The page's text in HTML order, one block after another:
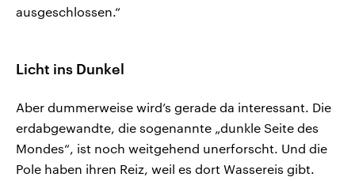
ausgeschlossen.“
Licht ins Dunkel
Aber dummerweise wird’s gerade da interessant. Die
erdabgewandte, die sogenannte „dunkle Seite des
Mondes“, ist noch weitgehend unerforscht. Und die
Pole haben ihren Reiz, weil es dort Wassereis gibt.